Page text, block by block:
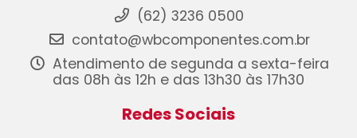
(62) 3236 0500
contato@wbcomponentes.com.br
Atendimento de segunda a sexta-feira
das 08h às 12h e das 13h30 às 17h30
Redes Sociais